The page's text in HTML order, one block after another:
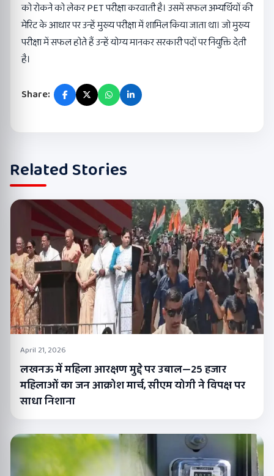
को रोकने को लेकर PET परीक्षा करवाती है। उसमें सफल अभ्यर्थियों की
मेरिट के आधार पर उन्हें मुख्य परीक्षा में शामिल किया जाता था। जो मुख्य
परीक्षा में सफल होते हैं उन्हें योग्य मानकर सरकारी पदों पर नियुक्ति देती
है।
Share:
Related Stories
April 21, 2026
लखनऊ में महिला आरक्षण मुद्दे पर उबाल—25 हजार
महिलाओं का जन आक्रोश मार्च, सीएम योगी ने विपक्ष पर
साधा निशाना